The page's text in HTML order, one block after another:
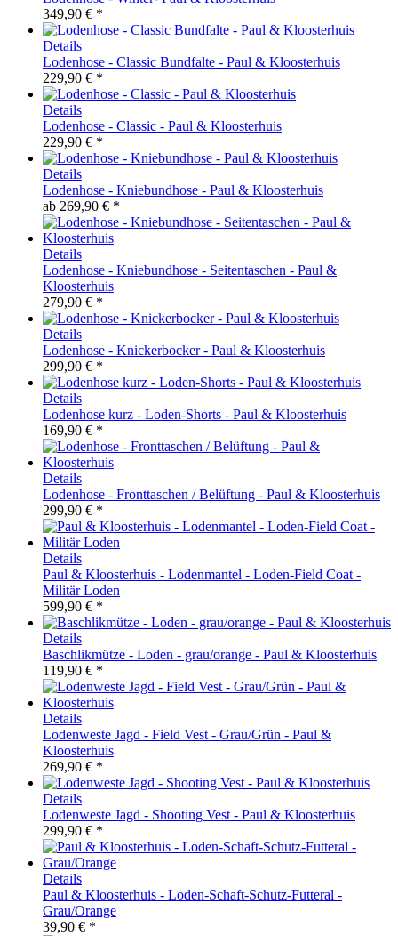
349,90 € *
Details
Lodenhose - Classic Bundfalte - Paul & Kloosterhuis
229,90 € *
Details
Lodenhose - Classic - Paul & Kloosterhuis
229,90 € *
Details
Lodenhose - Kniebundhose - Paul & Kloosterhuis
ab 269,90 € *
Details
Lodenhose - Kniebundhose - Seitentaschen - Paul &
Kloosterhuis
279,90 € *
Details
Lodenhose - Knickerbocker - Paul & Kloosterhuis
299,90 € *
Details
Lodenhose kurz - Loden-Shorts - Paul & Kloosterhuis
169,90 € *
Details
Lodenhose - Fronttaschen / Belüftung - Paul & Kloosterhuis
299,90 € *
Details
Paul & Kloosterhuis - Lodenmantel - Loden-Field Coat -
Militär Loden
599,90 € *
Details
Baschlikmütze - Loden - grau/orange - Paul & Kloosterhuis
119,90 € *
Details
Lodenweste Jagd - Field Vest - Grau/Grün - Paul &
Kloosterhuis
269,90 € *
Details
Lodenweste Jagd - Shooting Vest - Paul & Kloosterhuis
299,90 € *
Details
Paul & Kloosterhuis - Loden-Schaft-Schutz-Futteral -
Grau/Orange
39,90 € *